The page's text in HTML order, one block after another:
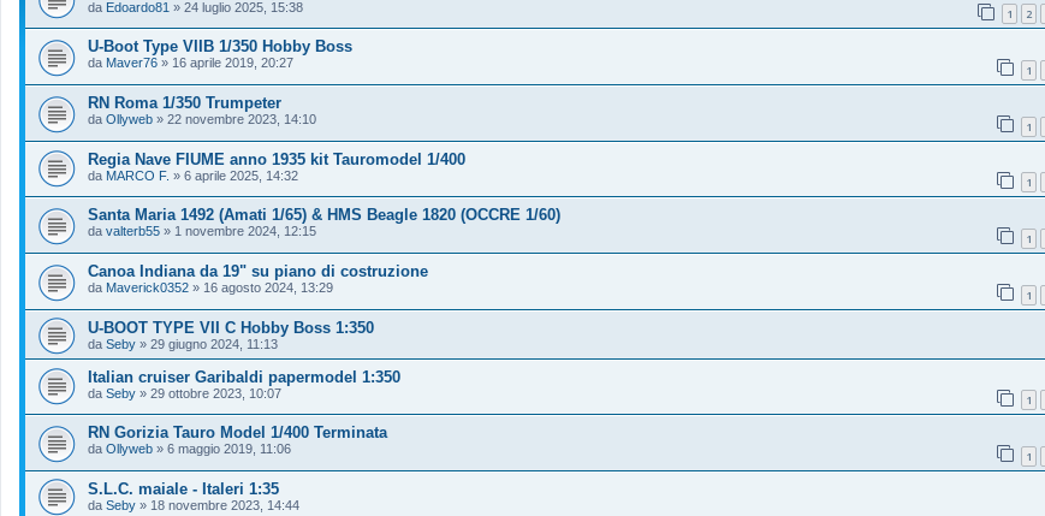
da Edoardo81 » 24 luglio 2025, 15:38 1 2
U-Boot Type VIIB 1/350 Hobby Boss
da Maver76 » 16 aprile 2019, 20:27 1
RN Roma 1/350 Trumpeter
da Ollyweb » 22 novembre 2023, 14:10 1
Regia Nave FIUME anno 1935 kit Tauromodel 1/400
da MARCO F. » 6 aprile 2025, 14:32 1
Santa Maria 1492 (Amati 1/65) & HMS Beagle 1820 (OCCRE 1/60)
da valterb55 » 1 novembre 2024, 12:15 1
Canoa Indiana da 19" su piano di costruzione
da Maverick0352 » 16 agosto 2024, 13:29 1
U-BOOT TYPE VII C Hobby Boss 1:350
da Seby » 29 giugno 2024, 11:13
Italian cruiser Garibaldi papermodel 1:350
da Seby » 29 ottobre 2023, 10:07 1
RN Gorizia Tauro Model 1/400 Terminata
da Ollyweb » 6 maggio 2019, 11:06 1
S.L.C. maiale - Italeri 1:35
da Seby » 18 novembre 2023, 14:44